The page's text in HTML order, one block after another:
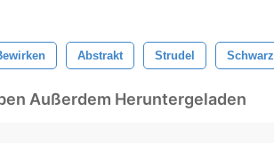
Abstrakt Strudel Schwarz
Außerdem Heruntergeladen